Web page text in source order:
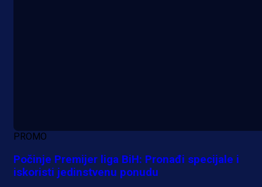
PROMO
Počinje Premijer liga BiH: Pronađi specijale i
iskoristi jedinstvenu ponudu